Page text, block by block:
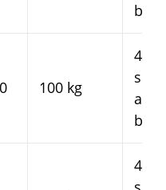
100 kg
4–7
4–7